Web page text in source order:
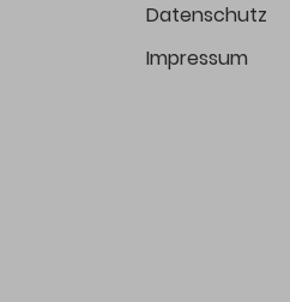
Datenschutz
Impressum